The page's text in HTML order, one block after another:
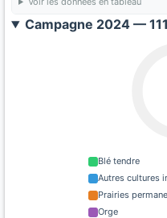
Campagne 2024 —
Blé tendre
Autres cultures
Prairies
Orge